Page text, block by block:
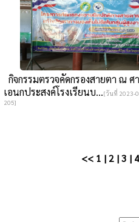
กิจกรรมตรวจคัดกรองสายตา ณ ศ
เอนกประสงค์โรงเรียนบ...[วันที่ 2023-
205]
<< 1 |2|3 | 4